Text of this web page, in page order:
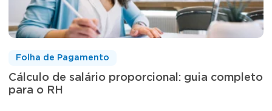
Cálculo de salário proporcional: guia completo
para o RH
Folha de Pagamento